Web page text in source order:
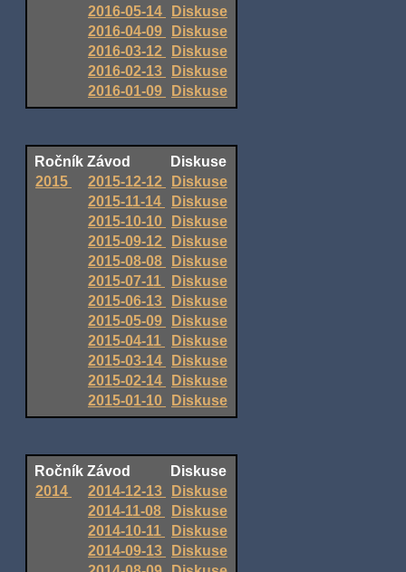
2016-05-14
Diskuse
2016-04-09
Diskuse
2016-03-12
Diskuse
2016-02-13
Diskuse
2016-01-09
Diskuse
Ročník Závod
Diskuse
2015
2015-12-12
Diskuse
2015-11-14
Diskuse
2015-10-10
Diskuse
2015-09-12
Diskuse
2015-08-08
Diskuse
2015-07-11
Diskuse
2015-06-13
Diskuse
2015-05-09
Diskuse
2015-04-11
Diskuse
2015-03-14
Diskuse
2015-02-14
Diskuse
2015-01-10
Diskuse
Ročník Závod
Diskuse
2014
2014-12-13
Diskuse
2014-11-08
Diskuse
2014-10-11
Diskuse
2014-09-13
Diskuse